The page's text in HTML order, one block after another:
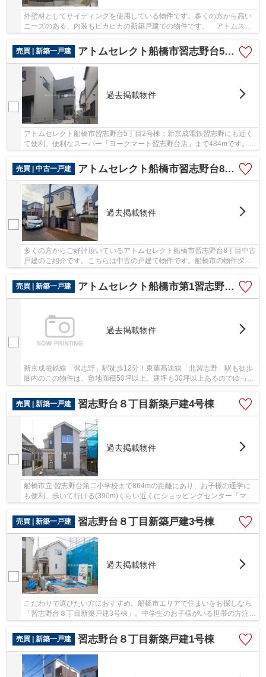
外壁材としてサイディングを使用している物件です。多くの方から高い
ニーズのある、内装もピカピカの新築戸建ての物件です。 アトムステ
ーションの連絡先は、047-470-8880です。船橋...
売買 | 新築一戸建
アトムセレクト船橋市習志野台5丁目2号棟
過去掲載物件
アトムセレクト船橋市習志野台5丁目2号棟：新京成電鉄習志野にも近く
て便利。便利なスーパー「ヨークマート習志野台店」まで484mです。初
売買 | 中古一戸建
アトムセレクト船橋市習志野台8丁目中古戸建
過去掲載物件
多くの方からご好評頂いているアトムセレクト船橋市習志野台8丁目中古
戸建のご紹介です。こちらは中古の戸建て物件です。船橋市の物件探し
売買 | 新築一戸建
アトムセレクト船橋市第1習志野台 1号棟
過去掲載物件
新京成電鉄線「習志野」駅徒歩12分！東葉高速線「北習志野」駅も徒歩
圏内のこの物件は、敷地面積50坪以上、建坪も30坪以上あるのでゆった
売買 | 新築一戸建
習志野台８丁目新築戸建4号棟
過去掲載物件
船橋市立 習志野台第二小学校まで864mの距離にあり、お子様の通学に
も便利。歩いて行ける(390m)くらい近くにショッピングセンター「マッ
売買 | 新築一戸建
習志野台８丁目新築戸建3号棟
過去掲載物件
こだわりで選びたい方におすすめ。船橋市エリアで住まいをお探しなら
「習志野台８丁目新築戸建3号棟」。中学生のお子様がいる世帯の方注
売買 | 新築一戸建
習志野台８丁目新築戸建1号棟